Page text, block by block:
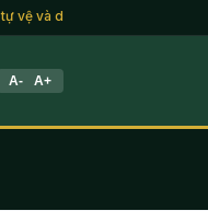
vệ và du kích là lực lượng
A- A+